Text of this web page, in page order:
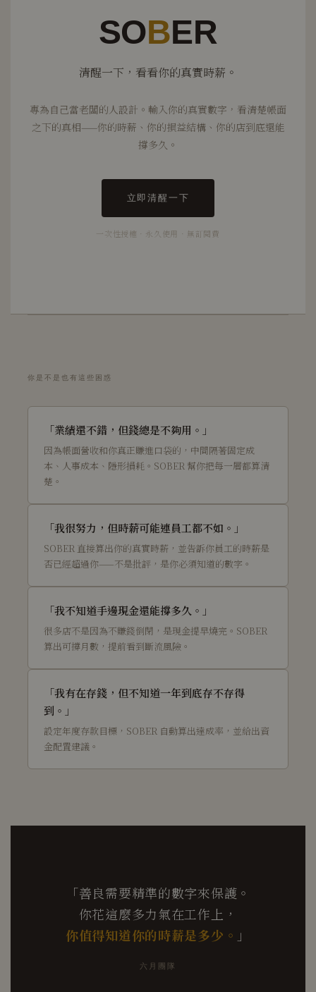
SOBER
清醒一下，看看你的真實時薪。
專為自己當老闆的人設計。輸入你的真實數字，看清楚帳面
之下的真相——你的時薪、你的損益結構、你的店到底還能
撐多久。
立即清醒一下
一次性授權 · 永久使用 · 無訂閱費
你是不是也有這些困惑
「業績還不錯，但錢總是不夠用。」
因為帳面營收和你真正賺進口袋的，中間隔著固定成
本、人事成本、隱形損耗。SOBER 幫你把每一層都算清
楚。
「我很努力，但時薪可能連員工都不如。」
SOBER 直接算出你的真實時薪，並告訴你員工的時薪是
否已經超過你——不是批評，是你必須知道的數字。
「我不知道手邊現金還能撐多久。」
很多店不是因為不賺錢倒閉，是現金提早燒完。SOBER
算出可撐月數，提前看到斷流風險。
「我有在存錢，但不知道一年到底存不存得
到。」
設定年度存款目標，SOBER 自動算出達成率，並給出資
金配置建議。
「善良需要精準的數字來保護。
你花這麼多力氣在工作上，
你值得知道你的時薪是多少。 」
六月團隊